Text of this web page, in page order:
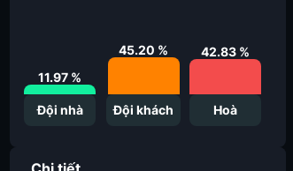
11.97 %
Đội nhà
45.20 %
Đội khách
42.83%
Hoà